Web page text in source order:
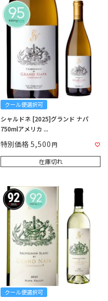
クール便選択可
シャルドネ [2025]グランド ナパ
750mlアメリカ ...
特別価格 5,500
在庫切れ
クール便選択可